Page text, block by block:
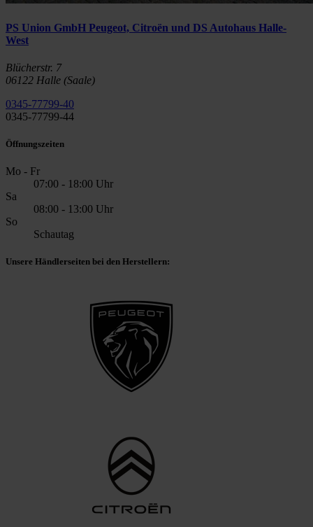
PS Union GmbH Peugeot, Citroën und DS Autohaus Halle-
West
Blücherstr. 7
06122 Halle (Saale)
0345-77799-40
0345-77799-44
Öffnungszeiten
Mo - Fr
07:00 - 18:00 Uhr
Sa
08:00 - 13:00 Uhr
So
Schautag
Unsere Händlerseiten bei den Herstellern: